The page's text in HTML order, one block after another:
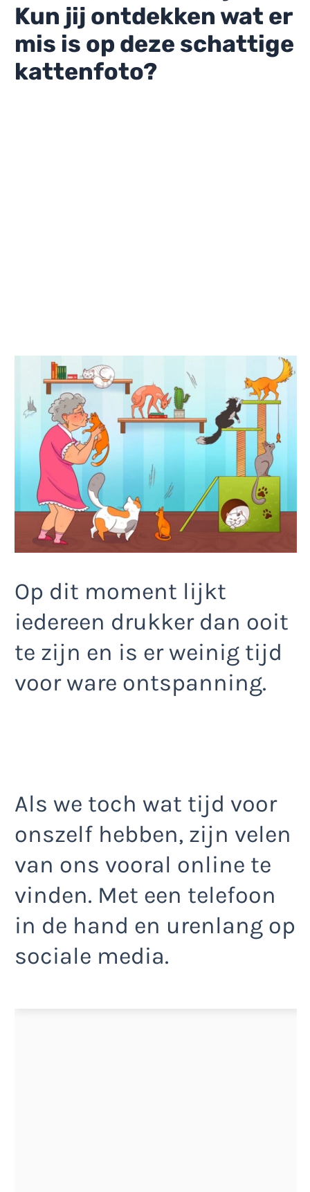
Kun jij ontdekken wat er
mis is op deze schattige
kattenfoto?
Op dit moment lijkt
iedereen drukker dan ooit
te zijn en is er weinig tijd
voor ware ontspanning.
Als we toch wat tijd voor
onszelf hebben, zijn velen
van ons vooral online te
vinden. Met een telefoon
in de hand en urenlang op
sociale media.